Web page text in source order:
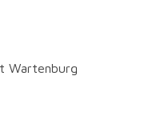
Wartenburg